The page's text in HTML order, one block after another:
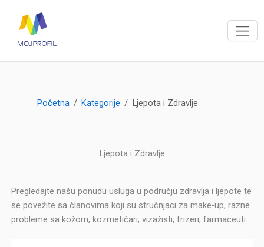
Početna Kategorije Ljepota i Zdravlje
Ljepota i Zdravlje
Pregledajte našu ponudu usluga u području zdravlja i ljepote te
se povežite sa članovima koji su stručnjaci za make-up, razne
probleme sa kožom, kozmetičari, vizažisti, frizeri, farmaceuti...